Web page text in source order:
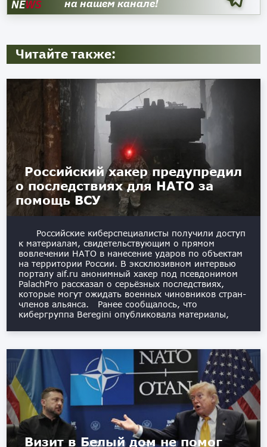
NEWS
на нашем канале!
Читайте также:
Российский хакер предупредил
о последствиях для НАТО за
помощь ВСУ
Российские киберспециалисты получили доступ
к материалам, свидетельствующим о прямом
вовлечении НАТО в нанесение ударов по объектам
на территории России. В эксклюзивном интервью
порталу aif.ru анонимный хакер под псевдонимом
PalachPro рассказал о серьёзных последствиях,
которые могут ожидать военных чиновников стран-
членов альянса. Ранее сообщалось, что
кибергруппа Beregini опубликовала материалы,
Визит в Белый дом не помог